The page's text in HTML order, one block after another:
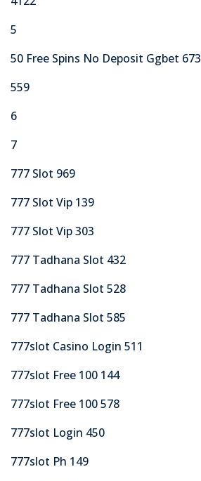
5
50 Free Spins No Deposit Ggbet 673
559
6
7
777 Slot 969
777 Slot Vip 139
777 Slot Vip 303
777 Tadhana Slot 432
777 Tadhana Slot 528
777 Tadhana Slot 585
777slot Casino Login 511
777slot Free 100 144
777slot Free 100 578
777slot Login 450
777slot Ph 149